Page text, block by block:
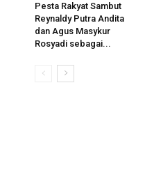
Pesta Rakyat Sambut
Reynaldy Putra Andita
dan Agus Masykur
Rosyadi sebagai...